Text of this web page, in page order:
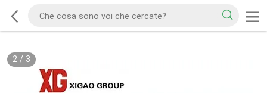
2/ 3